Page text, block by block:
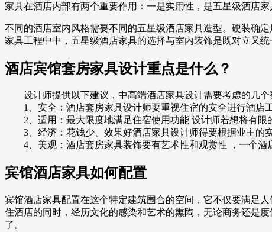
家具在酒店内部有两个重要作用：一是实用性，是五星级酒店
不同的酒店室内风格需要不同的五星级酒店家具造型。硬装确
家具工程中中，五星级酒店家具的选择与室内装饰是既对立又统
酒店宾馆套房家具设计重点是什么？
设计师提供以下建议，中高端酒店家具设计需要考虑的几个
1、安全：酒店套房家具设计师要重视住宿的安全进行酒店工
2、适用：最大限度地满足住宿使用功能 设计师若想将有限
3、经济：花钱少、效果好酒店家具设计师得要根据业主的
4、美观：酒店套房家具装饰要有艺术性和观赏性 ，一个酒
宾馆酒店家具如何配置
宾馆酒店家具配置在这个特定建筑围合的空间，它不仅要满足
住酒店的同时，经历文化的感染和艺术的熏陶，无论商务还是
了。